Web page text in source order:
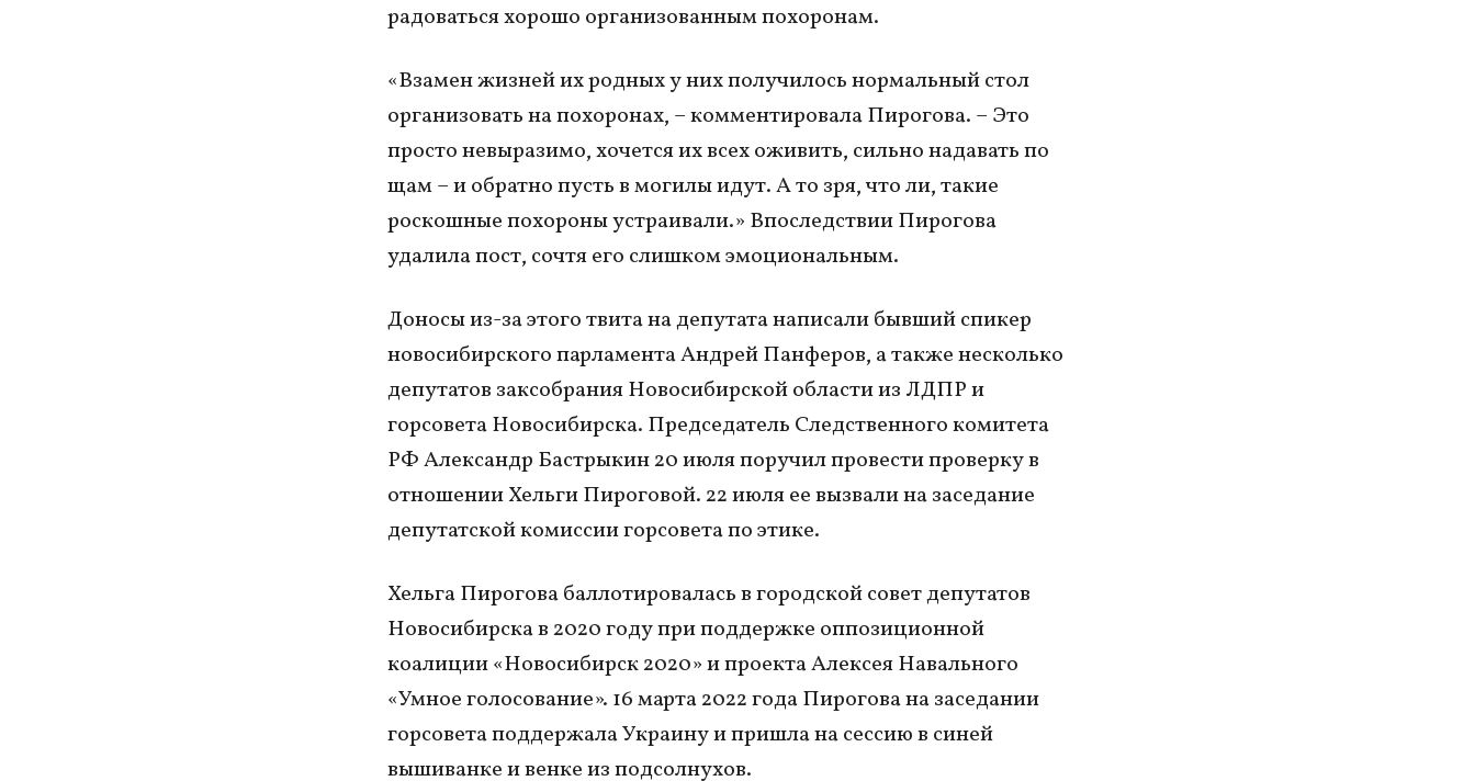
радоваться хорошо организованным похоронам.
«Взамен жизней их родных у них получилось нормальный стол
организовать на похоронах, – комментировала Пирогова. – Это
просто невыразимо, хочется их всех оживить, сильно надавать по
щам – и обратно пусть в могилы идут. А то зря, что ли, такие
роскошные похороны устраивали.» Впоследствии Пирогова
удалила пост, сочтя его слишком эмоциональным.
Доносы из-за этого твита на депутата написали бывший спикер
новосибирского парламента Андрей Панферов, а также несколько
депутатов заксобрания Новосибирской области из ЛДПР и
горсовета Новосибирска. Председатель Следственного комитета
РФ Александр Бастрыкин 20 июля поручил провести проверку в
отношении Хельги Пироговой. 22 июля ее вызвали на заседание
депутатской комиссии горсовета по этике.
Хельга Пирогова баллотировалась в городской совет депутатов
Новосибирска в 2020 году при поддержке оппозиционной
коалиции «Новосибирск 2020» и проекта Алексея Навального
«Умное голосование». 16 марта 2022 года Пирогова на заседании
горсовета поддержала Украину и пришла на сессию в синей
вышиванке и венке из подсолнухов.